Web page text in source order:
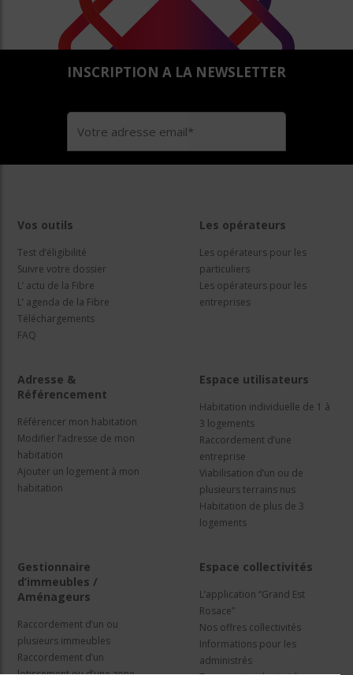
INSCRIPTION A LA NEWSLETTER
Vos outils
Test d’éligibilité
Suivre votre dossier
L’ actu de la Fibre
L’ agenda de la Fibre
Téléchargements
FAQ
Les opérateurs
Les opérateurs pour les
particuliers
Les opérateurs pour les
entreprises
Adresse &
Référencement
Référencer mon habitation
Modifier l’adresse de mon
habitation
Ajouter un logement à mon
habitation
Espace utilisateurs
Habitation individuelle de 1 à
3 logements
Raccordement d’une
entreprise
Viabilisation d’un ou de
plusieurs terrains nus
Habitation de plus de 3
logements
Gestionnaire
d’immeubles /
Aménageurs
Raccordement d’un ou
plusieurs immeubles
Raccordement d’un
Espace collectivités
L’application “Grand Est
Rosace”
Nos offres collectivités
Informations pour les
administrés